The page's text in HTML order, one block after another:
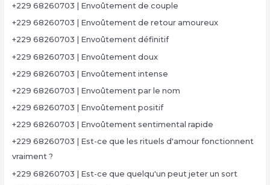
+229 68260703 | Envoûtement de couple
+229 68260703 | Envoûtement de retour amoureux
+229 68260703 | Envoûtement définitif
+229 68260703 | Envoûtement doux
+229 68260703 | Envoûtement intense
+229 68260703 | Envoûtement par le nom
+229 68260703 | Envoûtement positif
+229 68260703 | Envoûtement sentimental rapide
+229 68260703 | Est-ce que les rituels d'amour fonctionnent
vraiment ?
+229 68260703 | Est-ce que quelqu'un peut jeter un sort